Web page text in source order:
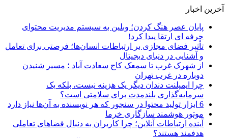
آخرین اخبار
پایان عصر هنگ کردن؛ وبلین به سیستم مدیریت محتوای
حرفه ای ارتقا پیدا کرد!
تأثیر فضای مجازی بر ارتباطات انسان‌ها؛ فرصتی برای تعامل
و آشنایی در دنیای دیجیتال
از شهرک غرب تا سمعک کاج سعادت آباد ؛ مسیر شنیدن
دوباره در غرب تهران
چرا ایمپلنت دندان دیگر یک هزینه نیست، بلکه یک
سرمایه‌گذاری بلندمدت برای سلامتی است؟
6 ابزار تولید محتوا در سنجور که هر نویسنده به آن‌ها نیاز دارد
موتور هوشمند سازگاری خرما
آینده ارتباطات آنلاین؛ چرا کاربران به دنبال فضاهای تعاملی
هدفمند هستند؟